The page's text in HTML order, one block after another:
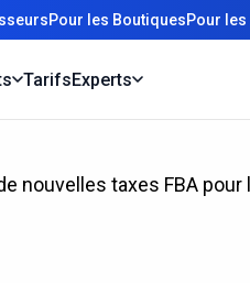
Pour les BoutiquesPour les
TarifsExperts
nouvelles taxes FBA